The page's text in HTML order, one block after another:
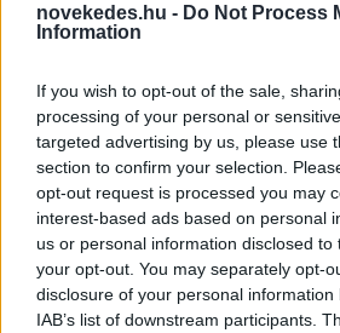
novekedes.hu - Do Not Process
Information
If you wish to opt-out of the sale,
processing of your personal or
targeted advertising by us, please use
section to confirm your selection.
opt-out request is processed you may
interest-based ads based on personal
us or personal information disclosed
your opt-out. You may separately opt-
disclosure of your personal
IAB’s list of downstream participants.
Újabb menekültválságot
tömeges határsértésre
miatt nyomoznak a
HÍREK 3 órája